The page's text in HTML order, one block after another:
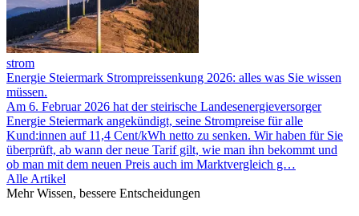
strom
Energie Steiermark Strompreissenkung 2026: alles was Sie wissen
müssen.
Am 6. Februar 2026 hat der steirische Landesenergieversorger
Energie Steiermark angekündigt, seine Strompreise für alle
Kund:innen auf 11,4 Cent/kWh netto zu senken. Wir haben für Sie
überprüft, ab wann der neue Tarif gilt, wie man ihn bekommt und
ob man mit dem neuen Preis auch im Marktvergleich g…
Alle Artikel
Mehr Wissen, bessere Entscheidungen